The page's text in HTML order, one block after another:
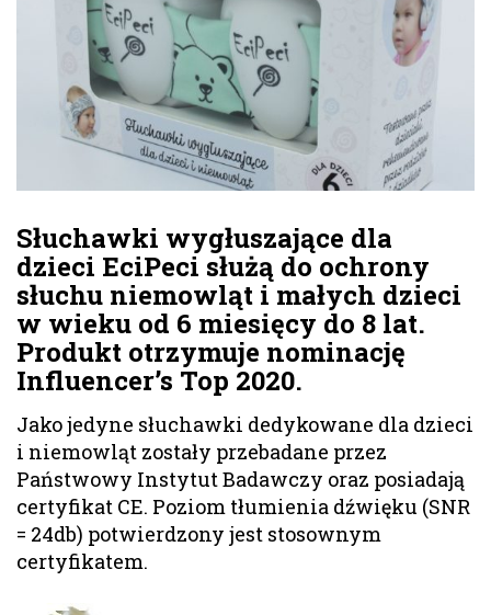
Słuchawki wygłuszające dla
dzieci EciPeci służą do ochrony
słuchu niemowląt i małych dzieci
w wieku od 6 miesięcy do 8 lat.
Produkt otrzymuje nominację
Influencer’s Top 2020.
Jako jedyne słuchawki dedykowane dla dzieci
i niemowląt zostały przebadane przez
Państwowy Instytut Badawczy oraz posiadają
certyfikat CE. Poziom tłumienia dźwięku (SNR
= 24db) potwierdzony jest stosownym
certyfikatem.